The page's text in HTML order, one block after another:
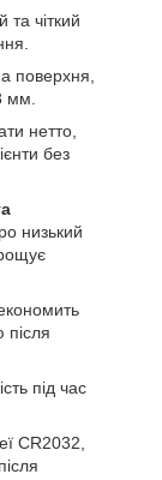
та чіткий
поверхня,
мм.
нетто,
без
низький
після
під час
CR2032,